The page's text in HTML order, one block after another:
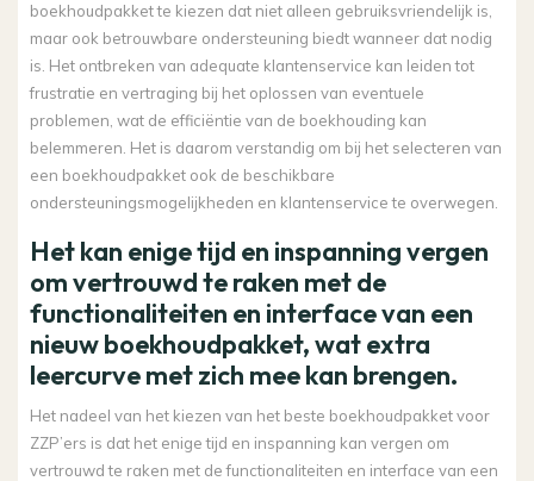
boekhoudpakket te kiezen dat niet alleen gebruiksvriendelijk is,
maar ook betrouwbare ondersteuning biedt wanneer dat nodig
is. Het ontbreken van adequate klantenservice kan leiden tot
frustratie en vertraging bij het oplossen van eventuele
problemen, wat de efficiëntie van de boekhouding kan
belemmeren. Het is daarom verstandig om bij het selecteren van
een boekhoudpakket ook de beschikbare
ondersteuningsmogelijkheden en klantenservice te overwegen.
Het kan enige tijd en inspanning vergen
om vertrouwd te raken met de
functionaliteiten en interface van een
nieuw boekhoudpakket, wat extra
leercurve met zich mee kan brengen.
Het nadeel van het kiezen van het beste boekhoudpakket voor
ZZP’ers is dat het enige tijd en inspanning kan vergen om
vertrouwd te raken met de functionaliteiten en interface van een